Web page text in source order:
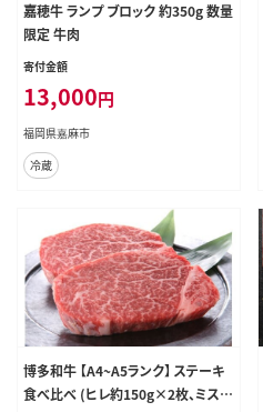
嘉穂牛 ランプ ブロック 約350g 数量
限定 牛肉
寄付金額
13,000円
福岡県嘉麻市
冷蔵
博多和牛 【A4~A5ランク】 ステーキ
食べ比べ (ヒレ約150g×2枚、ミスジ